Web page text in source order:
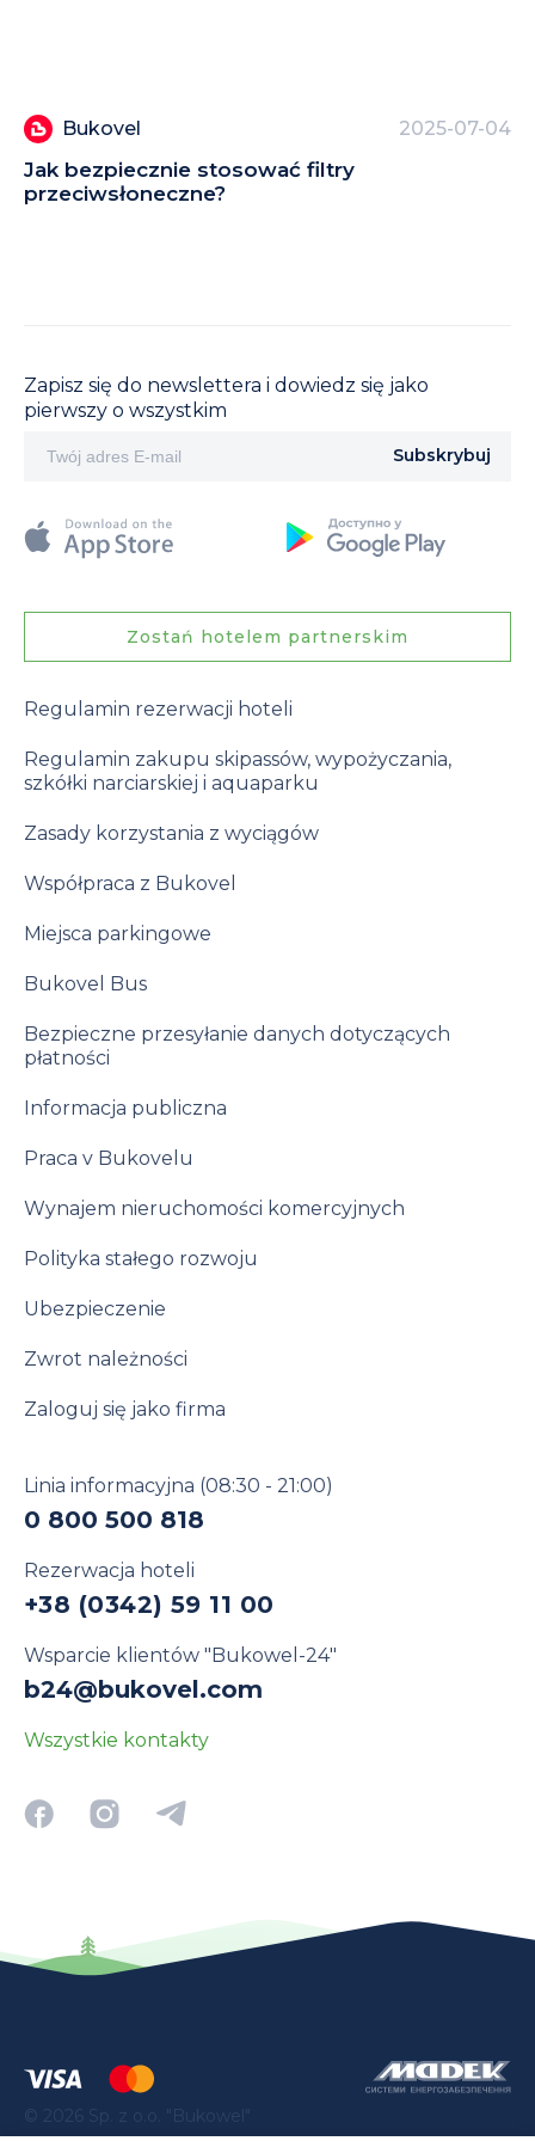
Bukovel 2025-07-04
Jak bezpiecznie stosować filtry
przeciwsłoneczne?
Regulamin rezerwacji hoteli
Regulamin zakupu skipassów, wypożyczania,
szkółki narciarskiej i aquaparku
Zasady korzystania z wyciągów
Współpraca z Bukovel
Miejsca parkingowe
Bukovel Bus
Bezpieczne przesyłanie danych dotyczących
płatności
Informacja publiczna
Praca v Bukovelu
Wynajem nieruchomości komercyjnych
Polityka stałego rozwoju
Ubezpieczenie
Zwrot należności
Zaloguj się jako firma
Zapisz się do newslettera i dowiedz się jako
pierwszy o wszystkim
Subskrybuj
Zostań hotelem partnerskim
Linia informacyjna (08:30 - 21:00)
0 800 500 818
Rezerwacja hoteli
+38 (0342) 59 11 00
Wsparcie klientów "Bukowel-24"
b24@bukovel.com
Wszystkie kontakty